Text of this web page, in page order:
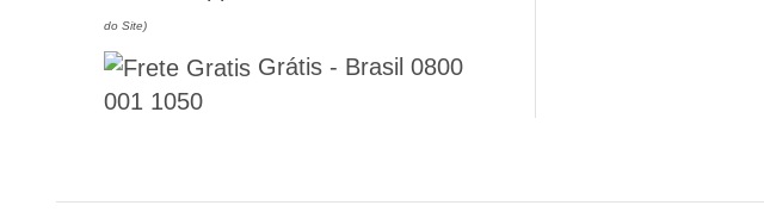
do Site)
Grátis - Brasil 0800
001 1050